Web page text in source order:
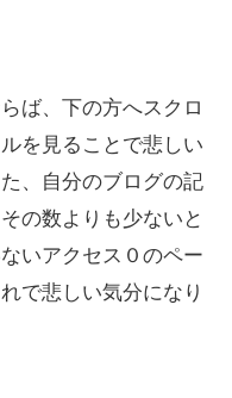
ば、下の方へスクロ
を見ることで悲しい
、自分のブログの記
の数よりも少ないと
いアクセス０のペー
で悲しい気分になり